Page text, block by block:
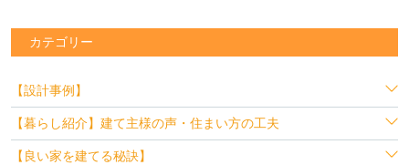
カテゴリー
【設計事例】
【暮らし紹介】建て主様の声・住まい方の工夫
【良い家を建てる秘訣】